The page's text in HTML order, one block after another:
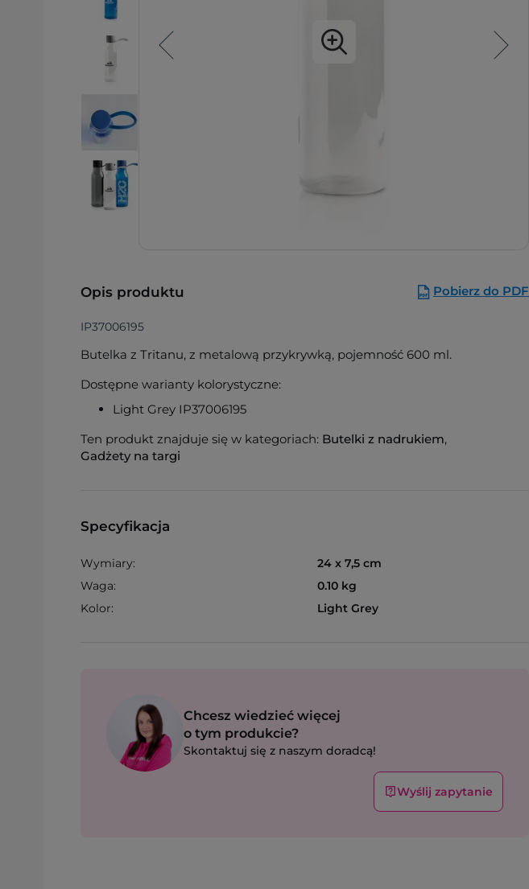
Opis produktu Pobierz do PDF
IP37006195
Butelka z Tritanu, z metalową przykrywką, pojemność 600 ml.
Dostępne warianty kolorystyczne:
Light Grey IP37006195
Ten produkt znajduje się w kategoriach: Butelki z nadrukiem,
Gadżety na targi
Specyfikacja
Wymiary:
24 x 7,5 cm
Waga:
0.10 kg
Kolor:
Light Grey
Chcesz wiedzieć więcej
o tym produkcie?
Skontaktuj się z naszym doradcą!
Wyślij zapytanie